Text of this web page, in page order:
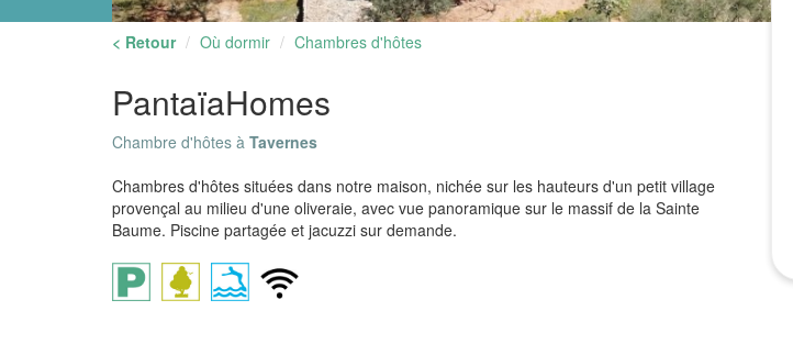
< Retour Où dormir Chambres d'hôtes
PantaïaHomes
Chambre d'hôtes à Tavernes
Chambres d'hôtes situées dans notre maison, nichée sur les hauteurs d'un petit village
provençal au milieu d'une oliveraie, avec vue panoramique sur le massif de la Sainte
Baume. Piscine partagée et jacuzzi sur demande.